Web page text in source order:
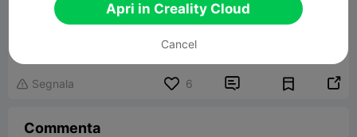
Mini Flip Cat Ears Keychain
Modelli Correlati
 Segnala 6  
Commenta
Apri in Creality Cloud
Cancel